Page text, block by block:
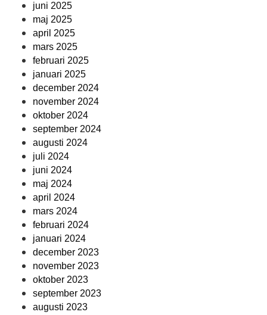
juni 2025
maj 2025
april 2025
mars 2025
februari 2025
januari 2025
december 2024
november 2024
oktober 2024
september 2024
augusti 2024
juli 2024
juni 2024
maj 2024
april 2024
mars 2024
februari 2024
januari 2024
december 2023
november 2023
oktober 2023
september 2023
augusti 2023